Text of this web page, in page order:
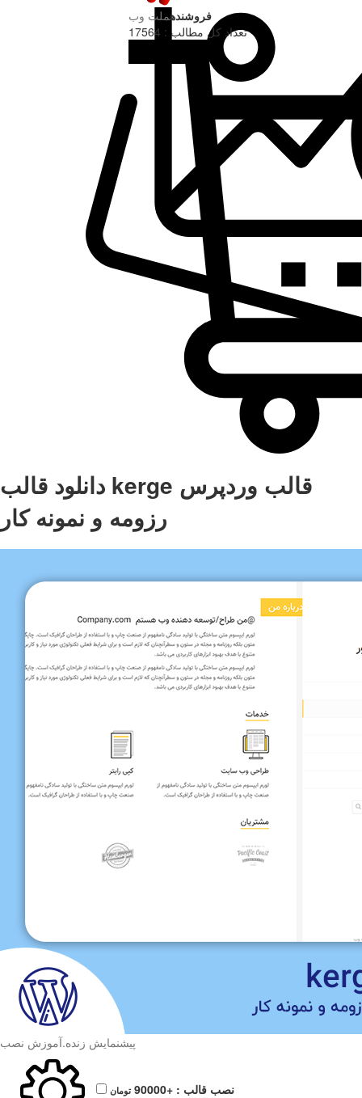
فروشندهملت وب
تعداد کل مطالب : 17564
دانلود قالب kerge قالب وردپرس
رزومه و نمونه کار
پیشنمایش زنده.آموزش نصب
نصب قالب : +90000 تومان